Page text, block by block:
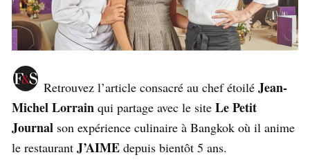
Retrouvez l’article consacré au chef étoilé Jean-
Michel Lorrain qui partage avec le site Le Petit
Journal son expérience culinaire à Bangkok où il anime
le restaurant J’AIME depuis bientôt 5 ans.